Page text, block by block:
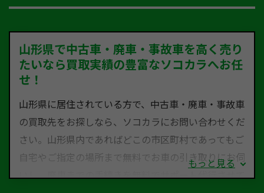
山形県で中古車・廃車・事故車を高く売り
たいなら買取実績の豊富なソコカラへお任
せ！
山形県に居住されている方で、中古車・廃車・事故車
の買取先をお探しなら、ソコカラにお問い合わせくだ
さい。山形県内であればどこの市区町村であってもご
自宅やご指定の場所まで無料でお車の引き取りにお伺
いし、廃車までの手続きを無料でサポート代行させて
もっと見る